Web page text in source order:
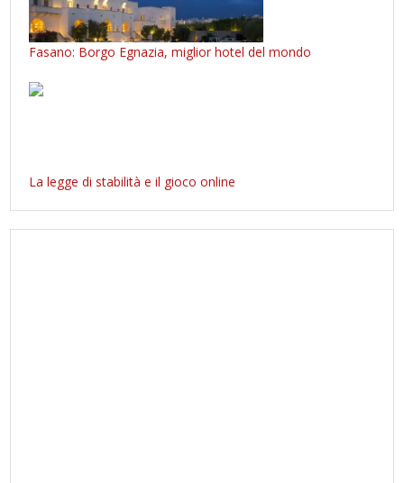
Fasano: Borgo Egnazia, miglior hotel del mondo
La legge di stabilità e il gioco online